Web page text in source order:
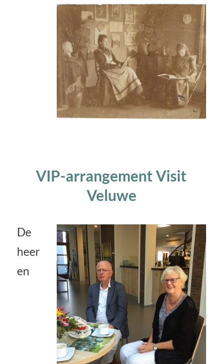
VIP-arrangement Visit
Veluwe
De
heer
en